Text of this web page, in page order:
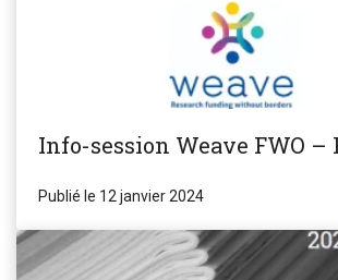
Info-session Weave FWO –
Publié le 12 janvier 2024